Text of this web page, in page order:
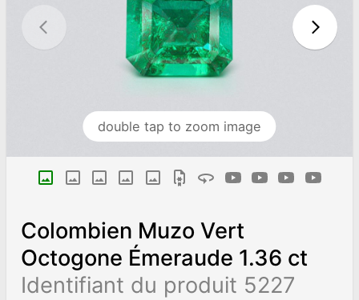
double tap to zoom image
Colombien Muzo Vert
Octogone Émeraude 1.36 ct
Identifiant du produit 5227